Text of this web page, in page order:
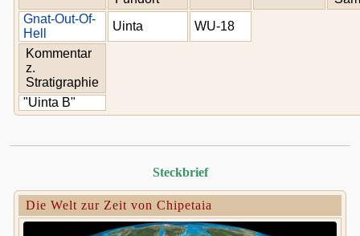
Gnat-Out-Of-
Hell
Uinta
WU-18
Kommentar
z.
Stratigraphie
"Uinta B"
Steckbrief
Die Welt zur Zeit von Chipetaia